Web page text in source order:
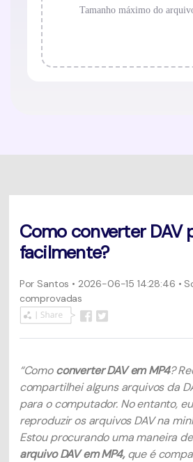
Como converter DAV
facilmente?
Por Santos • 2026-06-15 14:28:46 •
comprovadas
“Como converter DAV em MP4?
compartilhei alguns arquivos da
para o computador. No entanto,
reproduzir os arquivos DAV na
Estou procurando uma maneira de
arquivo DAV em MP4,que é